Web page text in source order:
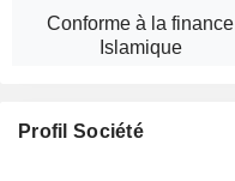
Conforme à la finance
Islamique
Profil Société